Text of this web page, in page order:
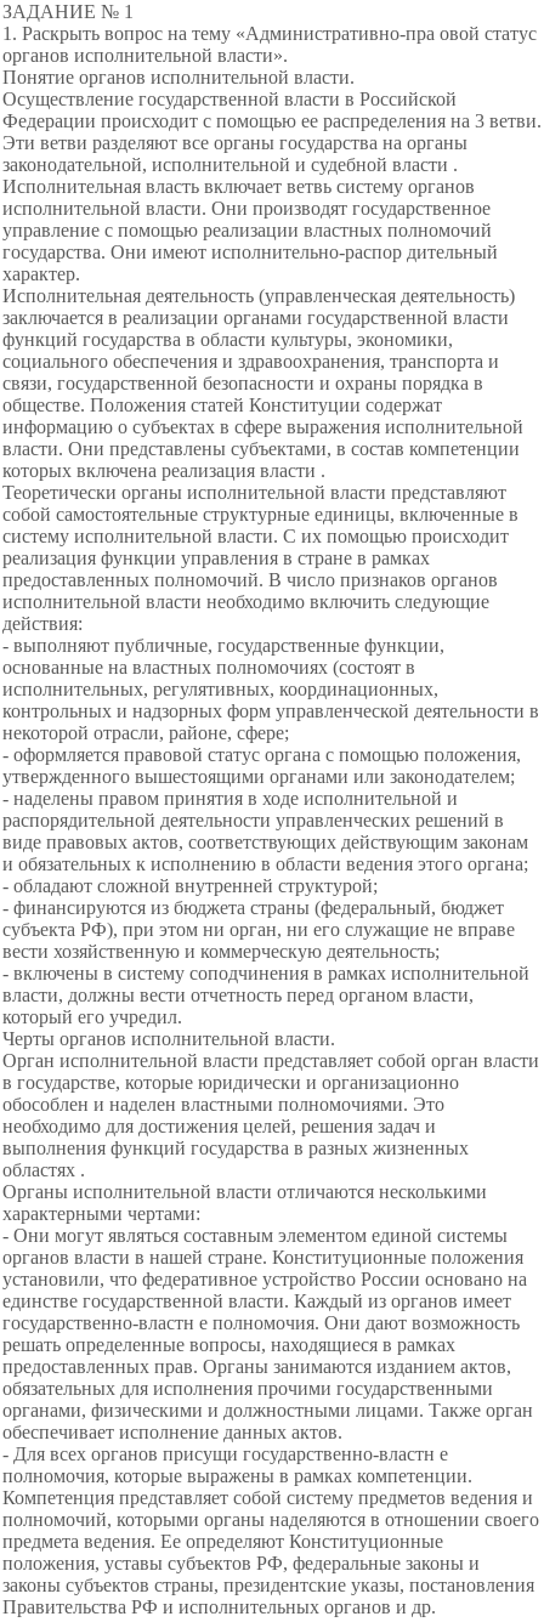
ЗАДАНИЕ № 1
1. Раскрыть вопрос на тему «Административно-пра овой статус
органов исполнительной власти».
Понятие органов исполнительной власти.
Осуществление государственной власти в Российской
Федерации происходит с помощью ее распределения на 3 ветви.
Эти ветви разделяют все органы государства на органы
законодательной, исполнительной и судебной власти .
Исполнительная власть включает ветвь систему органов
исполнительной власти. Они производят государственное
управление с помощью реализации властных полномочий
государства. Они имеют исполнительно-распор дительный
характер.
Исполнительная деятельность (управленческая деятельность)
заключается в реализации органами государственной власти
функций государства в области культуры, экономики,
социального обеспечения и здравоохранения, транспорта и
связи, государственной безопасности и охраны порядка в
обществе. Положения статей Конституции содержат
информацию о субъектах в сфере выражения исполнительной
власти. Они представлены субъектами, в состав компетенции
которых включена реализация власти .
Теоретически органы исполнительной власти представляют
собой самостоятельные структурные единицы, включенные в
систему исполнительной власти. С их помощью происходит
реализация функции управления в стране в рамках
предоставленных полномочий. В число признаков органов
исполнительной власти необходимо включить следующие
действия:
- выполняют публичные, государственные функции,
основанные на властных полномочиях (состоят в
исполнительных, регулятивных, координационных,
контрольных и надзорных форм управленческой деятельности в
некоторой отрасли, районе, сфере;
- оформляется правовой статус органа с помощью положения,
утвержденного вышестоящими органами или законодателем;
- наделены правом принятия в ходе исполнительной и
распорядительной деятельности управленческих решений в
виде правовых актов, соответствующих действующим законам
и обязательных к исполнению в области ведения этого органа;
- обладают сложной внутренней структурой;
- финансируются из бюджета страны (федеральный, бюджет
субъекта РФ), при этом ни орган, ни его служащие не вправе
вести хозяйственную и коммерческую деятельность;
- включены в систему соподчинения в рамках исполнительной
власти, должны вести отчетность перед органом власти,
который его учредил.
Черты органов исполнительной власти.
Орган исполнительной власти представляет собой орган власти
в государстве, которые юридически и организационно
обособлен и наделен властными полномочиями. Это
необходимо для достижения целей, решения задач и
выполнения функций государства в разных жизненных
областях .
Органы исполнительной власти отличаются несколькими
характерными чертами:
- Они могут являться составным элементом единой системы
органов власти в нашей стране. Конституционные положения
установили, что федеративное устройство России основано на
единстве государственной власти. Каждый из органов имеет
государственно-властн е полномочия. Они дают возможность
решать определенные вопросы, находящиеся в рамках
предоставленных прав. Органы занимаются изданием актов,
обязательных для исполнения прочими государственными
органами, физическими и должностными лицами. Также орган
обеспечивает исполнение данных актов.
- Для всех органов присущи государственно-властн е
полномочия, которые выражены в рамках компетенции.
Компетенция представляет собой систему предметов ведения и
полномочий, которыми органы наделяются в отношении своего
предмета ведения. Ее определяют Конституционные
положения, уставы субъектов РФ, федеральные законы и
законы субъектов страны, президентские указы, постановления
Правительства РФ и исполнительных органов и др.